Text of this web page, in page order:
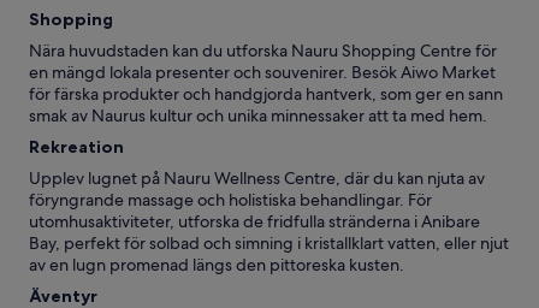
Shopping
Nära huvudstaden kan du utforska Nauru Shopping Centre för
en mängd lokala presenter och souvenirer. Besök Aiwo Market
för färska produkter och handgjorda hantverk, som ger en sann
smak av Naurus kultur och unika minnessaker att ta med hem.
Rekreation
Upplev lugnet på Nauru Wellness Centre, där du kan njuta av
föryngrande massage och holistiska behandlingar. För
utomhusaktiviteter, utforska de fridfulla stränderna i Anibare
Bay, perfekt för solbad och simning i kristallklart vatten, eller njut
av en lugn promenad längs den pittoreska kusten.
Äventyr